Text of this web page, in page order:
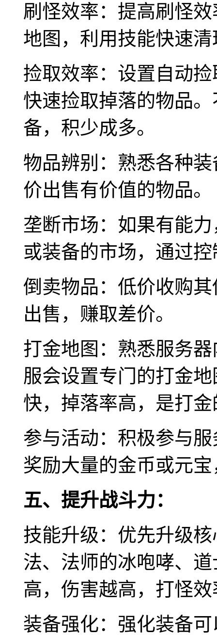
刷怪效率：提高刷怪
地图，利用技能快速
捡取效率：设置自动
快速捡取掉落的物品
备，积少成多。
物品辨别：熟悉各种
价出售有价值的物品。
垄断市场：如果有能
或装备的市场，通过
倒卖物品：低价收购
出售，赚取差价。
打金地图：熟悉服务
服会设置专门的打金
快，掉落率高，是打
参与活动：积极参与
奖励大量的金币或元
五、提升战斗力：
技能升级：优先升级
法、法师的冰咆哮、
高，伤害越高，打怪
装备强化：强化装备